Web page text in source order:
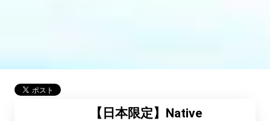
【日本限定】Native